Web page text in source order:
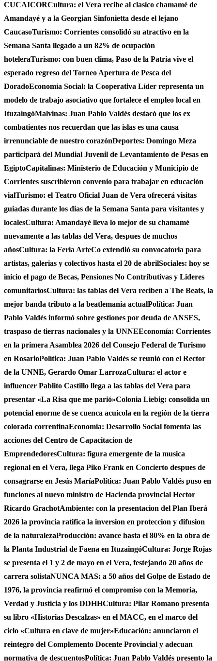
CUCAICORCultura: el Vera recibe al clasico chamamé de
Amandayé y a la Georgian Sinfonietta desde el lejano
CaucasoTurismo: Corrientes consolidó su atractivo en la
Semana Santa llegado a un 82% de ocupación
hoteleraTurismo: con buen clima, Paso de la Patria vive el
esperado regreso del Torneo Apertura de Pesca del
DoradoEconomía Social: la Cooperativa Líder representa un
modelo de trabajo asociativo que fortalece el empleo local en
ItuzaingóMalvinas: Juan Pablo Valdés destacó que los ex
combatientes nos recuerdan que las islas es una causa
irrenunciable de nuestro corazónDeportes: Domingo Meza
participará del Mundial Juvenil de Levantamiento de Pesas en
EgiptoCapitalinas: Ministerio de Educación y Municipio de
Corrientes suscribieron convenio para trabajar en educación
vialTurismo: el Teatro Oficial Juan de Vera ofrecerá visitas
guiadas durante los dias de la Semana Santa para visitantes y
localesCultura: Amandayé lleva lo mejor de su chamamé
nuevamente a las tablas del Vera, despues de muchos
añosCultura: la Feria ArteCo extendió su convocatoria para
artistas, galerias y colectivos hasta el 20 de abrilSociales: hoy se
inicio el pago de Becas, Pensiones No Contributivas y Lideres
comunitariosCultura: las tablas del Vera reciben a The Beats, la
mejor banda tributo a la beatlemania actualPolítica: Juan
Pablo Valdés informó sobre gestiones por deuda de ANSES,
traspaso de tierras nacionales y la UNNEEconomía: Corrientes
en la primera Asamblea 2026 del Consejo Federal de Turismo
en RosarioPolítica: Juan Pablo Valdés se reunió con el Rector
de la UNNE, Gerardo Omar LarrozaCultura: el actor e
influencer Pablito Castillo llega a las tablas del Vera para
presentar «La Risa que me parió»Colonia Liebig: consolida un
potencial enorme de se cuenca acuicola en la región de la tierra
colorada correntinaEconomia: Desarrollo Social fomenta las
acciones del Centro de Capacitacion de
EmprendedoresCultura: figura emergente de la musica
regional en el Vera, llega Piko Frank en Concierto despues de
consagrarse en Jesús MaríaPolítica: Juan Pablo Valdés puso en
funciones al nuevo ministro de Hacienda provincial Hector
Ricardo GrachotAmbiente: con la presentacion del Plan Iberá
2026 la provincia ratifica la inversion en proteccion y difusion
de la naturalezaProducción: avance hasta el 80% en la obra de
la Planta Industrial de Faena en ItuzaingóCultura: Jorge Rojas
se presenta el 1 y 2 de mayo en el Vera, festejando 20 años de
carrera solistaNUNCA MAS: a 50 años del Golpe de Estado de
1976, la provincia reafirmó el compromiso con la Memoria,
Verdad y Justicia y los DDHHCultura: Pilar Romano presenta
su libro «Historias Descalzas» en el MACC, en el marco del
ciclo «Cultura en clave de mujer»Educación: anunciaron el
reintegro del Complemento Docente Provincial y adecuan
normativa de descuentosPolítica: Juan Pablo Valdés presento la